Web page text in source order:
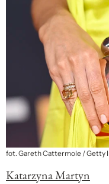
fot. Gareth Cattermole / Getty
Katarzyna Martyn